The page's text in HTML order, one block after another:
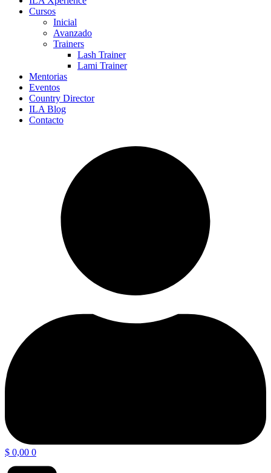
Cursos
Inicial
Avanzado
Trainers
Lash Trainer
Lami Trainer
Mentorias
Eventos
Country Director
ILA Blog
Contacto
$ 0,00 0